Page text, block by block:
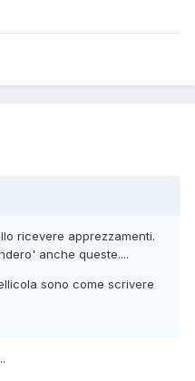
ricevere apprezzamenti.
anche queste....
sono come scrivere